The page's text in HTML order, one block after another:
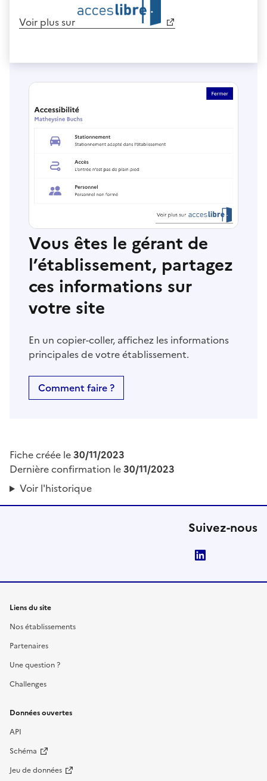
Voir plus sur
Vous êtes le gérant de
l’établissement, partagez
ces informations sur
votre site
En un copier-coller, affichez les informations
principales de votre établissement.
Comment faire ?
Fiche créée le30/11/2023
Dernière confirmation le30/11/2023
Voir l'historique
Suivez-nous
Liens du site
Nos établissements
Partenaires
Une question ?
Challenges
Données ouvertes
API
Schéma
Jeu de données